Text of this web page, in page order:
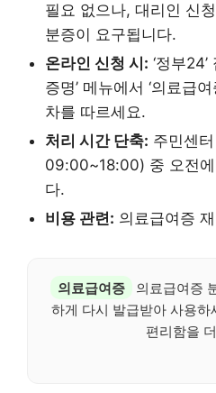
필요 없으나, 대리인 신
분증이 요구됩니다.
온라인 신청 시: ‘정부24’
증명’ 메뉴에서 ‘의료급
차를 따르세요.
처리 시간 단축: 주민센
09:00~18:00) 중 오전
다.
비용 관련: 의료급여증
의료급여증
의료급여증
하게 다시 발급받아 사용
편리함을